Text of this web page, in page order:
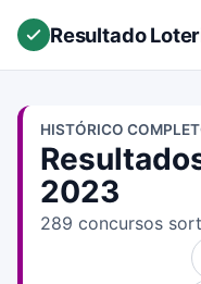
Resultado
HISTÓRICO
2023
289 concursos